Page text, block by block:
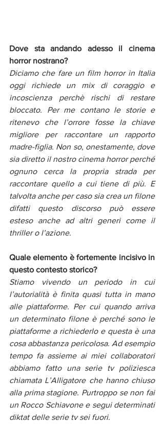
Dove sta andando adesso il cinema
horror nostrano?
Diciamo che fare un film horror in Italia
oggi richiede un mix di coraggio e
incoscienza perchè rischi di restare
bloccato. Per me contano le storie e
ritenevo che l’orrore fosse la chiave
migliore per raccontare un rapporto
madre-figlia. Non so, onestamente, dove
sia diretto il nostro cinema horror perché
ognuno cerca la propria strada per
raccontare quello a cui tiene di più. E
talvolta anche per caso sia crea un filone
difatti questo discorso può essere
esteso anche ad altri generi come il
thriller o l’azione.
Quale elemento è fortemente incisivo in
questo contesto storico?
Stiamo vivendo un periodo in cui
l’autorialità è finita quasi tutta in mano
alle piattaforme. Per cui quando arriva
un determinato filone è perché sono le
piattaforme a richiederlo e questa è una
cosa abbastanza pericolosa. Ad esempio
tempo fa assieme ai miei collaboratori
abbiamo fatto una serie tv poliziesca
chiamata L’Alligatore che hanno chiuso
alla prima stagione. Purtroppo se non fai
un Rocco Schiavone e segui determinati
diktat delle serie tv sei fuori.